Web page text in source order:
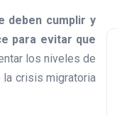
deben cumplir y
para evitar que
los niveles de
la crisis migratoria